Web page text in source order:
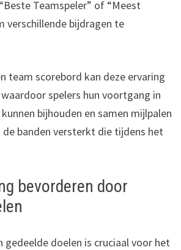
Teamspeler” of “Meest
verschillende bijdragen te
team scorebord kan deze ervaring
spelers hun voortgang in
bijhouden en samen mijlpalen
de banden versterkt die tijdens het
bevorderen door
gedeelde doelen is cruciaal voor het